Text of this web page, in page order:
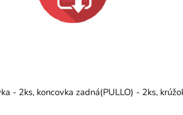
- 2ks, koncovka zadná(PULLO) - 2ks,